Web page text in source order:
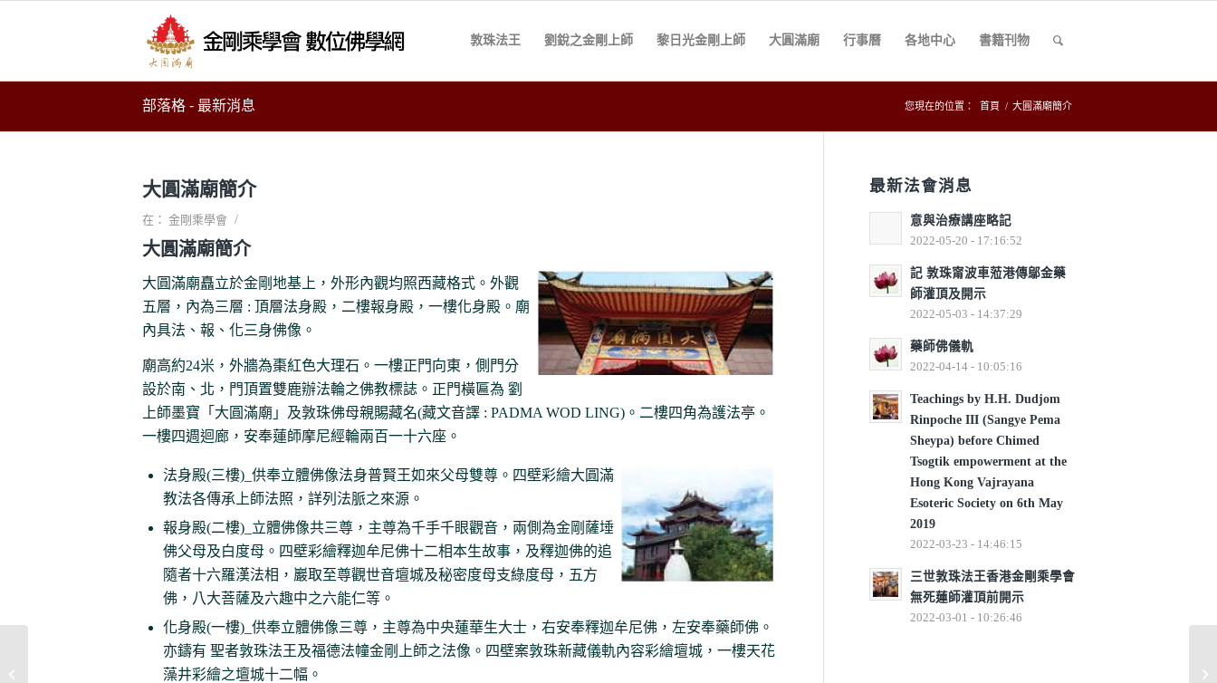
敦珠法王 劉銳之金剛上師 黎日光金剛上師 大圓滿廟 行事曆 各地中心 書籍刊物
部落格 - 最新消息 您現在的位置： 首頁 / 大圓滿廟簡介
大圓滿廟簡介
在： 金剛乘學會 /
大圓滿廟簡介
大圓滿廟矗立於金剛地基上，外形內觀均照西藏格式。外觀
五層，內為三層 : 頂層法身殿，二樓報身殿，一樓化身殿。廟
內具法、報、化三身佛像。
廟高約24米，外牆為棗紅色大理石。一樓正門向東，側門分
設於南、北，門頂置雙鹿辦法輪之佛教標誌。正門橫匾為 劉
上師墨寶「大圓滿廟」及敦珠佛母親賜藏名(藏文音譯 : PADMA WOD LING)。二樓四角為護法亭。
一樓四週迴廊，安奉蓮師摩尼經輪兩百一十六座。
法身殿(三樓)_供奉立體佛像法身普賢王如來父母雙尊。四壁彩繪大圓滿
教法各傳承上師法照，詳列法脈之來源。
報身殿(二樓)_立體佛像共三尊，主尊為千手千眼觀音，兩側為金剛薩埵
佛父母及白度母。四壁彩繪釋迦牟尼佛十二相本生故事，及釋迦佛的追
隨者十六羅漢法相，巖取至尊觀世音壇城及秘密度母支綠度母，五方
佛，八大菩薩及六趣中之六能仁等。
化身殿(一樓)_供奉立體佛像三尊，主尊為中央蓮華生大士，右安奉釋迦牟尼佛，左安奉藥師佛。
亦鑄有 聖者敦珠法王及福德法幢金剛上師之法像。四壁案敦珠新藏儀軌內容彩繪壇城，一樓天花
藻井彩繪之壇城十二幅。
最新法會消息
意與治療講座略記
2022-05-20 - 17:16:52
記 敦珠甯波車蒞港傳鄔金藥
師灌頂及開示
2022-05-03 - 14:37:29
藥師佛儀軌
2022-04-14 - 10:05:16
Teachings by H.H. Dudjom
Rinpoche III (Sangye Pema
Sheypa) before Chimed
Tsogtik empowerment at the
Hong Kong Vajrayana
Esoteric Society on 6th May
2019
2022-03-23 - 14:46:15
三世敦珠法王香港金剛乘學會
無死蓮師灌頂前開示
2022-03-01 - 10:26:46